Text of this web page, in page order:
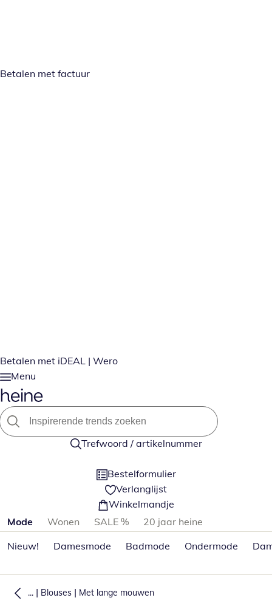
Betalen met factuur
Betalen met iDEAL | Wero
Menu
Trefwoord / artikelnummer
Bestelformulier
Verlanglijst
Winkelmandje
Productcategorieën overslaan
Mode Wonen SALE %
20 jaar heine
Nieuw!
Damesmode Badmode Ondermode
... | Blouses | Met lange mouwen